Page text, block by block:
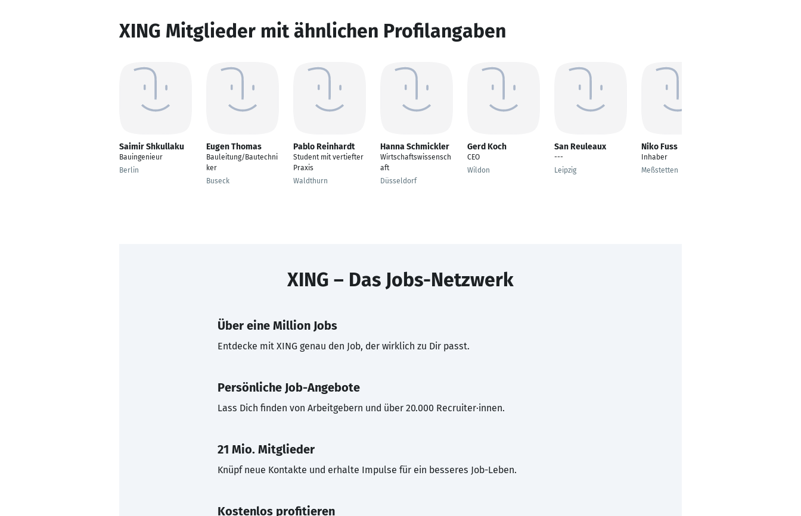
XING Mitglieder mit ähnlichen Profilangaben
Saimir Shkullaku
Bauingenieur
Berlin
Eugen Thomas
Bauleitung/Bautechni
ker
Buseck
Pablo Reinhardt
Student mit vertiefter
Praxis
Waldthurn
Hanna Schmickler
Wirtschaftswissensch
aft
Düsseldorf
Gerd Koch
CEO
Wildon
San Reuleaux
---
Leipzig
Niko Fuss
Inhaber
Meßstetten
XING – Das Jobs-Netzwerk
Über eine Million Jobs
Entdecke mit XING genau den Job, der wirklich zu Dir passt.
Persönliche Job-Angebote
Lass Dich finden von Arbeitgebern und über 20.000 Recruiter·innen.
21 Mio. Mitglieder
Knüpf neue Kontakte und erhalte Impulse für ein besseres Job-Leben.
Kostenlos profitieren